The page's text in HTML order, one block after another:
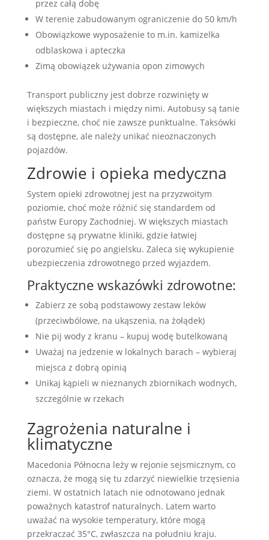
przez całą dobę
W terenie zabudowanym ograniczenie do 50 km/h
Obowiązkowe wyposażenie to m.in. kamizelka
odblaskowa i apteczka
Zimą obowiązek używania opon zimowych
Transport publiczny jest dobrze rozwinięty w
większych miastach i między nimi. Autobusy są tanie
i bezpieczne, choć nie zawsze punktualne. Taksówki
są dostępne, ale należy unikać nieoznaczonych
pojazdów.
Zdrowie i opieka medyczna
System opieki zdrowotnej jest na przyzwoitym
poziomie, choć może różnić się standardem od
państw Europy Zachodniej. W większych miastach
dostępne są prywatne kliniki, gdzie łatwiej
porozumieć się po angielsku. Zaleca się wykupienie
ubezpieczenia zdrowotnego przed wyjazdem.
Praktyczne wskazówki zdrowotne:
Zabierz ze sobą podstawowy zestaw leków
(przeciwbólowe, na ukąszenia, na żołądek)
Nie pij wody z kranu – kupuj wodę butelkowaną
Uważaj na jedzenie w lokalnych barach – wybieraj
miejsca z dobrą opinią
Unikaj kąpieli w nieznanych zbiornikach wodnych,
szczególnie w rzekach
Zagrożenia naturalne i
klimatyczne
Macedonia Północna leży w rejonie sejsmicznym, co
oznacza, że mogą się tu zdarzyć niewielkie trzęsienia
ziemi. W ostatnich latach nie odnotowano jednak
poważnych katastrof naturalnych. Latem warto
uważać na wysokie temperatury, które mogą
przekraczać 35°C, zwłaszcza na południu kraju.